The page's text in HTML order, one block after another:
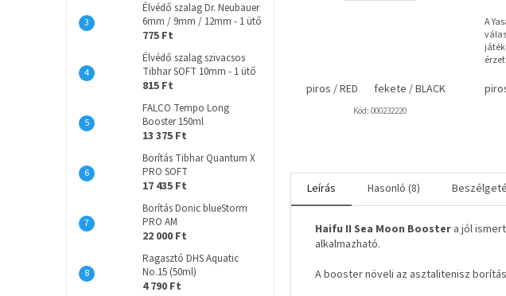
Élvédő szalag Dr. Neubauer
6mm / 9mm / 12mm - 1 ütő
775 Ft
Élvédő szalag szivacsos
Tibhar SOFT 10mm - 1 ütő
815 Ft
FALCO Tempo Long
Booster 150ml
13 375 Ft
Borítás Tibhar Quantum X
PRO SOFT
17 435 Ft
Borítás Donic blueStorm
PRO AM
22 000 Ft
Ragasztó DHS Aquatic
No.15 (50ml)
4 790 Ft
piros / RED fekete / BLACK
Kód: 000232220
A
Leírás Hasonló (8)
Haifu II Sea Moon Booster a jól
alkalmazható.
A booster növeli az asztalitenisz